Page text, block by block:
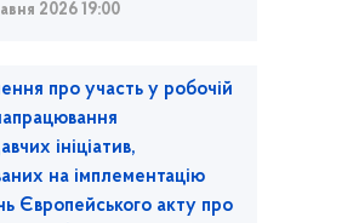
2026 19:00
про участь у робочій
ініціатив,
на імплементацію
Європейського акту про